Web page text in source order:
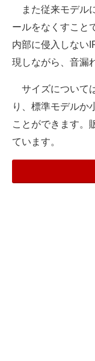
また従来モデル
ールをなくすこと
内部に侵入しない
現しながら、音漏
サイズについて
り、標準モデルか
ことができます。
ています。